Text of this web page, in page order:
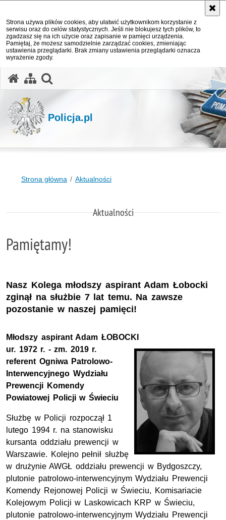
Strona używa plików cookies, aby ułatwić użytkownikom korzystanie z
serwisu oraz do celów statystycznych. Jeśli nie blokujesz tych plików, to
zgadzasz się na ich użycie oraz zapisanie w pamięci urządzenia.
Pamiętaj, że możesz samodzielnie zarządzać cookies, zmieniając
ustawienia przeglądarki. Brak zmiany ustawienia przeglądarki oznacza
wyrażenie zgody.
Policja.pl
Strona główna Aktualności
Aktualności
Pamiętamy!
Nasz Kolega młodszy aspirant Adam Łobocki
zginął na służbie 7 lat temu. Na zawsze
pozostanie w naszej pamięci!
Młodszy aspirant Adam ŁOBOCKI
ur. 1972 r. -zm. 2019 r.
referent Ogniwa Patrolowo-
Interwencyjnego Wydziału
Prewencji Komendy
Powiatowej Policji w Świeciu
Służbę w Policji rozpoczął 1
lutego 1994 r. na stanowisku
kursanta oddziału prewencji w
Warszawie. Kolejno pełnił służbę
w drużynieAWGŁ oddziału prewencji w Bydgoszczy,
plutonie patrolowo-interwencyjnym Wydziału Prewencji
Komendy Rejonowej Policji w Świeciu, Komisariacie
Kolejowym Policji w Laskowicach KRP w Świeciu,
plutonie patrolowo-interwencyjnym Wydziału Prewencji